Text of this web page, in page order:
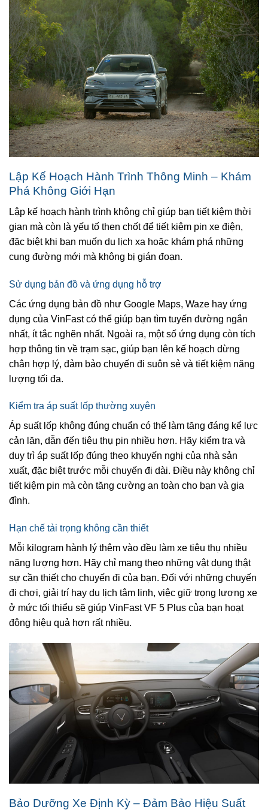
Lập Kế Hoạch Hành Trình Thông Minh – Khám
Phá Không Giới Hạn
Lập kế hoạch hành trình không chỉ giúp bạn tiết kiệm thời
gian mà còn là yếu tố then chốt để tiết kiệm pin xe điện,
đặc biệt khi bạn muốn du lịch xa hoặc khám phá những
cung đường mới mà không bị gián đoạn.
Sử dụng bản đồ và ứng dụng hỗ trợ
Các ứng dụng bản đồ như Google Maps, Waze hay ứng
dụng của VinFast có thể giúp bạn tìm tuyến đường ngắn
nhất, ít tắc nghẽn nhất. Ngoài ra, một số ứng dụng còn tích
hợp thông tin về trạm sạc, giúp bạn lên kế hoạch dừng
chân hợp lý, đảm bảo chuyến đi suôn sẻ và tiết kiệm năng
lượng tối đa.
Kiểm tra áp suất lốp thường xuyên
Áp suất lốp không đúng chuẩn có thể làm tăng đáng kể lực
cản lăn, dẫn đến tiêu thụ pin nhiều hơn. Hãy kiểm tra và
duy trì áp suất lốp đúng theo khuyến nghị của nhà sản
xuất, đặc biệt trước mỗi chuyến đi dài. Điều này không chỉ
tiết kiệm pin mà còn tăng cường an toàn cho bạn và gia
đình.
Hạn chế tải trọng không cần thiết
Mỗi kilogram hành lý thêm vào đều làm xe tiêu thụ nhiều
năng lượng hơn. Hãy chỉ mang theo những vật dụng thật
sự cần thiết cho chuyến đi của bạn. Đối với những chuyến
đi chơi, giải trí hay du lịch tâm linh, việc giữ trọng lượng xe
ở mức tối thiểu sẽ giúp VinFast VF 5 Plus của bạn hoạt
động hiệu quả hơn rất nhiều.
Bảo Dưỡng Xe Định Kỳ – Đảm Bảo Hiệu Suất